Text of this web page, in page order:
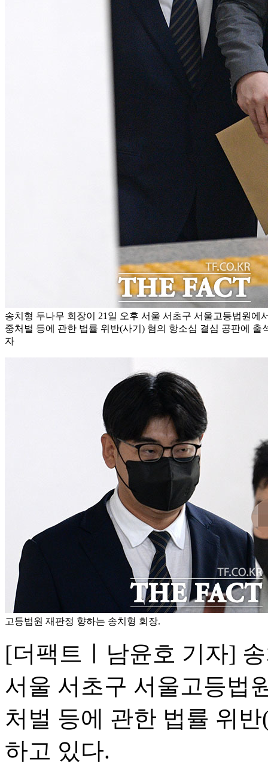
송치형 두나무 회장이 21일 오후 서울 서초구 서울고등법원에
중처벌 등에 관한 법률 위반(사기) 혐의 항소심 결심 공판에 출
자
고등법원 재판정 향하는 송치형 회장.
[더팩트ㅣ남윤호 기자]
서울 서초구 서울고등법
처벌 등에 관한 법률 위
하고 있다.